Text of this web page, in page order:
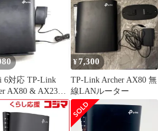
6対応 TP-Link
AX80 & AX23V
¥7,300
TP-Link Archer AX80 無
線LANルーター